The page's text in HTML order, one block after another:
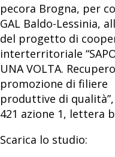
pecora Brogna, per
GAL Baldo-Lessinia,
del progetto di
interterritoriale
UNA VOLTA.
promozione di filiere
produttive di
421 azione 1, lettera
Scarica lo studio: